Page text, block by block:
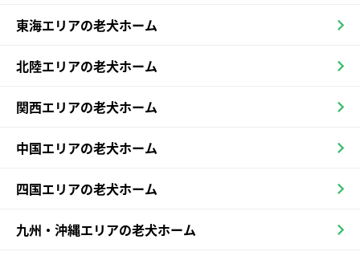
東海エリアの老犬ホーム
北陸エリアの老犬ホーム
関西エリアの老犬ホーム
中国エリアの老犬ホーム
四国エリアの老犬ホーム
九州・沖縄エリアの老犬ホーム